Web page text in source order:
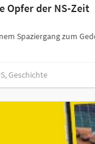
Opfer der NS-Zeit
Spaziergang zum
Geschichte